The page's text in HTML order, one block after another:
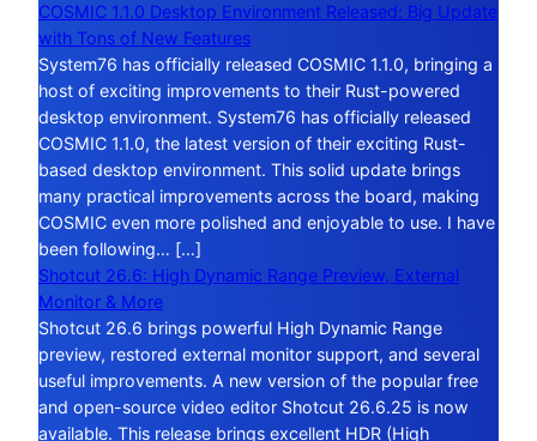
COSMIC 1.1.0 Desktop Environment Released: Big Update
with Tons of New Features
System76 has officially released COSMIC 1.1.0, bringing a
host of exciting improvements to their Rust-powered
desktop environment. System76 has officially released
COSMIC 1.1.0, the latest version of their exciting Rust-
based desktop environment. This solid update brings
many practical improvements across the board, making
COSMIC even more polished and enjoyable to use. I have
been following… […]
Shotcut 26.6: High Dynamic Range Preview, External
Monitor & More
Shotcut 26.6 brings powerful High Dynamic Range
preview, restored external monitor support, and several
useful improvements. A new version of the popular free
and open-source video editor Shotcut 26.6.25 is now
available. This release brings excellent HDR (High